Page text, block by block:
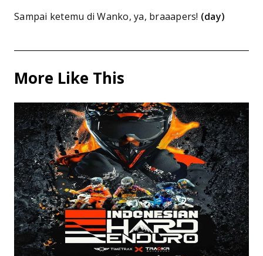
Sampai ketemu di Wanko, ya, braaapers! (day)
More Like This